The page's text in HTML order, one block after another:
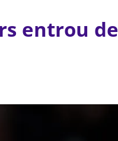
entrou de